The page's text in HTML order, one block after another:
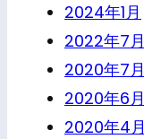
2024年1月
2022年7月
2020年7月
2020年6月
2020年4月